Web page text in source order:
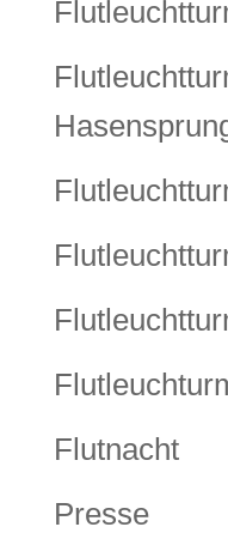
Flutnacht
Presse